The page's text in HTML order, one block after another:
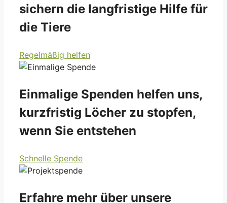
sichern die langfristige Hilfe für
die Tiere
Regelmäßig helfen
Einmalige Spenden helfen uns,
kurzfristig Löcher zu stopfen,
wenn Sie entstehen
Schnelle Spende
Erfahre mehr über unsere